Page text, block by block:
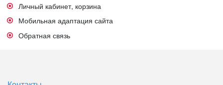
Личный кабинет, корзина
Мобильная адаптация сайта
Обратная связь